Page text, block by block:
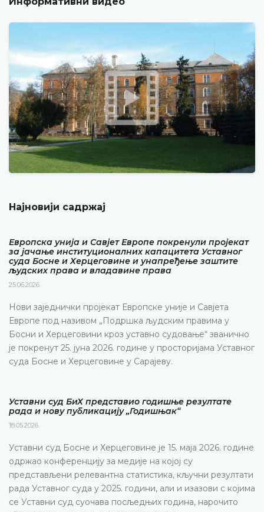
Најновији садржај
Европска унија и Савјет Европе покренули пројекат
за јачање институционалних капацитета Уставног
суда Босне и Херцеговине и унапређење заштите
људских права и владавине права
25.06.2026.
Нови заједнички пројекат Европске уније и Савјета
Европе под називом „Подршка људским правима у
Босни и Херцеговини кроз уставно судовање“ званично
је покренут 25. јуна 2026. године у просторијама Уставног
суда Босне и Херцеговине у Сарајеву.
Уставни суд БиХ представио годишње резултате
рада и нову публикацију „Годишњак“
18.05.2026.
Уставни суд Босне и Херцеговине је 15. маја 2026. године
одржао конференцију за медије на којој су
представљени релевантна статистика, кључни резултати
рада Уставног суда у 2025. години, али и изазови с којима
се Уставни суд суочава посљедњих година, нарочито